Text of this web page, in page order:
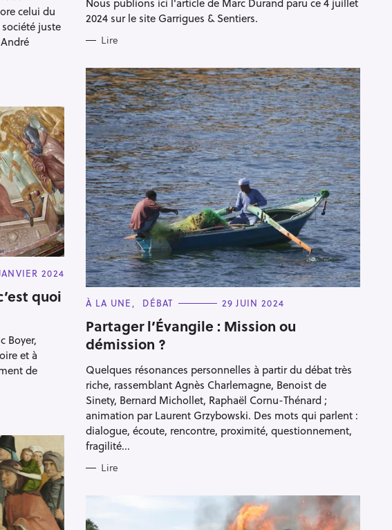
celui du
juste
2024 sur le site Garrigues & Sentiers.
Lire
C
T
E
G
O
I
E
S
À LA UNE DÉBAT 29 JUIN 2024
Partager l’Évangile : Mission ou
démission ?
Quelques résonances personnelles à partir du débat très
riche, rassemblant Agnès Charlemagne, Benoist de
Sinety, Bernard Michollet, Raphaël Cornu-Thénard ;
animation par Laurent Grzybowski. Des mots qui parlent :
dialogue, écoute, rencontre, proximité, questionnement,
fragilité...
Lire
2024
quoi
Boyer,
et à
de